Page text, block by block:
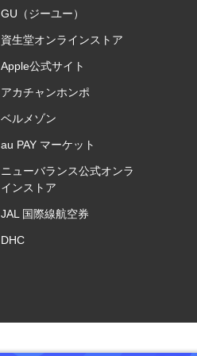
GU（ジーユー）
資生堂オンラインストア
Apple公式サイト
アカチャンホンポ
ベルメゾン
au PAY マーケット
ニューバランス公式オンラ
インストア
JAL 国際線航空券
DHC